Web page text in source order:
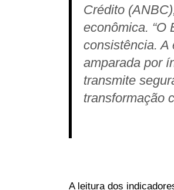
Crédito
econômica. “O
consistência. A
amparada por
transmite
transformação
A leitura dos